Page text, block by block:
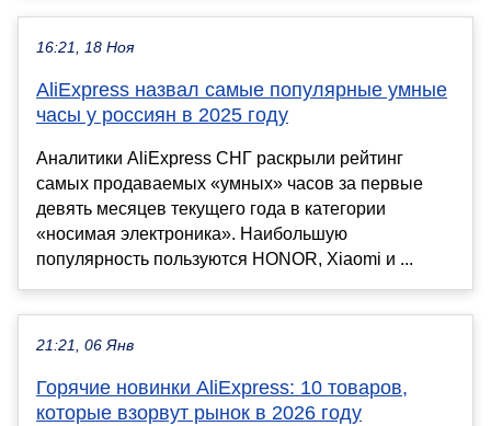
16:21, 18 Ноя
AliExpress назвал самые популярные умные
часы у россиян в 2025 году
Аналитики AliExpress СНГ раскрыли рейтинг
самых продаваемых «умных» часов за первые
девять месяцев текущего года в категории
«носимая электроника». Наибольшую
популярность пользуются HONOR, Xiaomi и ...
21:21, 06 Янв
Горячие новинки AliExpress: 10 товаров,
которые взорвут рынок в 2026 году